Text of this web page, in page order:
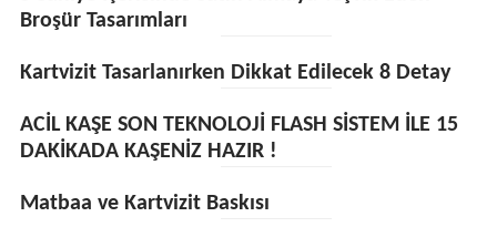
Broşür Tasarımları
Kartvizit Tasarlanırken Dikkat Edilecek 8 Detay
ACİL KAŞE SON TEKNOLOJİ FLASH SİSTEM İLE 15
DAKİKADA KAŞENİZ HAZIR !
Matbaa ve Kartvizit Baskısı